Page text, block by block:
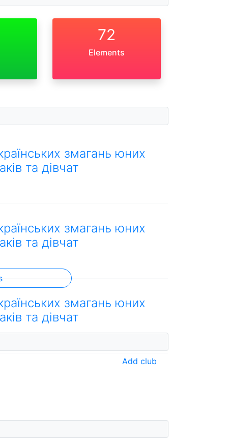
72
Elements
змагань юних
та дівчат
змагань юних
та дівчат
змагань юних
та дівчат
Add club